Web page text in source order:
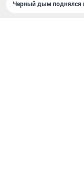
Черный дым поднялся